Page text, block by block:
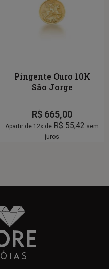
Pingente Ouro 10K
São Jorge
R$ 665,00
Apartir de 12x de R$ 55,42 sem
juros